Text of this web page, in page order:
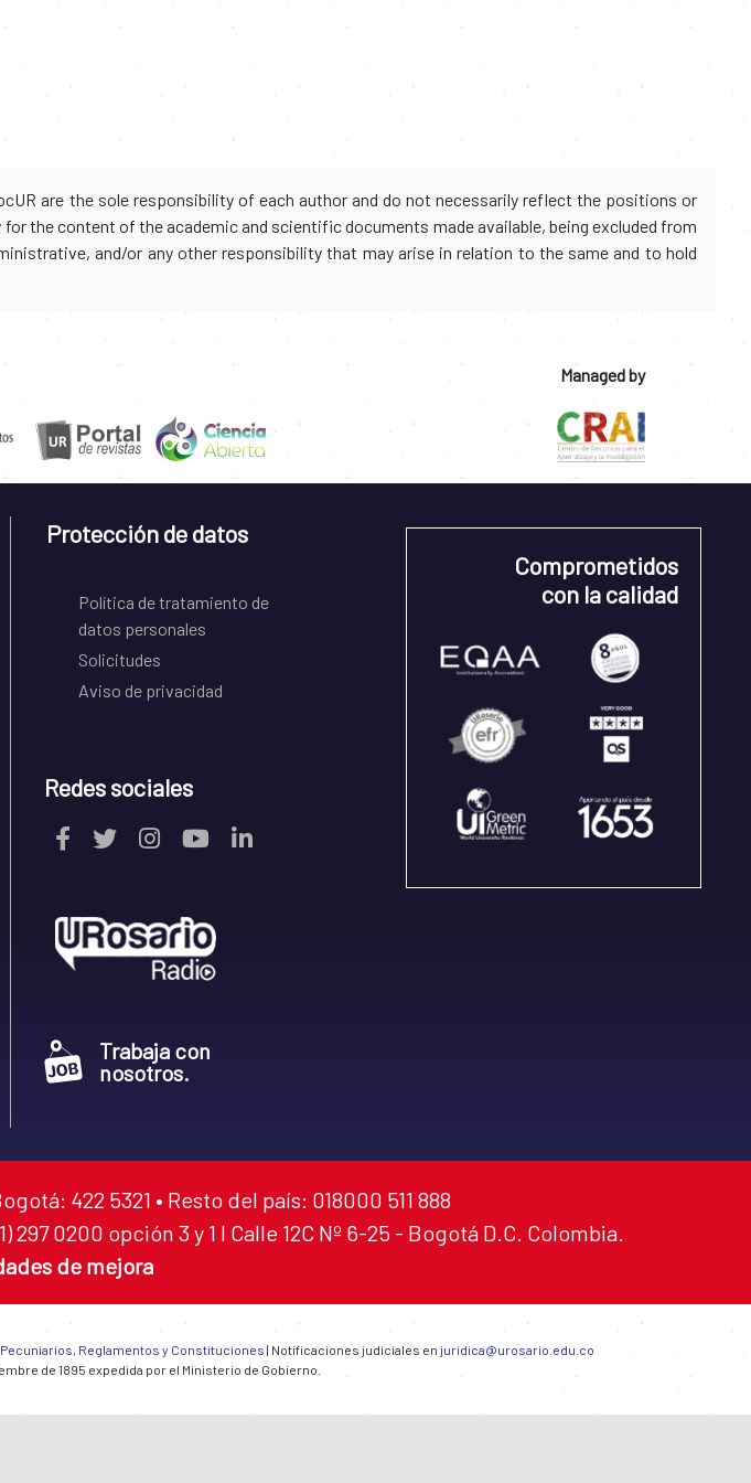
are the sole responsibility of each author and do not necessarily reflect the positions or
the content of the academic and scientific documents made available, being excluded from
and/or any other responsibility that may arise in relation to the same and to hold
Managed by
Protección de datos
Política de tratamiento de
datos personales
Solicitudes
Aviso de privacidad
Redes sociales
Trabaja con
nosotros.
Comprometidos
con la calidad
422 5321 • Resto del país: 018000 511 888
0200 opción 3 y 1 I Calle 12C Nº 6-25 - Bogotá D.C. Colombia.
de mejora
Reglamentos y Constituciones | Notificaciones judiciales en juridica@urosario.edu.co
de 1895 expedida por el Ministerio de Gobierno.